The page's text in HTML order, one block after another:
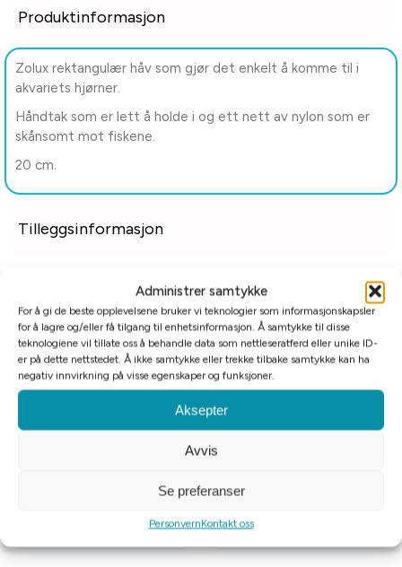
Administrer samtykke
For å gi de beste opplevelsene bruker vi teknologier som informasjonskapsler
for å lagre og/eller få tilgang til enhetsinformasjon. Å samtykke til disse
teknologiene vil tillate oss å behandle data som nettleseratferd eller unike ID-
er på dette nettstedet. Å ikke samtykke eller trekke tilbake samtykke kan ha
negativ innvirkning på visse egenskaper og funksjoner.
Aksepter
Avvis
Se preferanser
PersonvernKontakt oss
Produktinformasjon
Zolux rektangulær håv som gjør det enkelt å komme til i
akvariets hjørner.
Håndtak som er lett å holde i og ett nett av nylon som er
skånsomt mot fiskene.
20 cm.
Tilleggsinformasjon
Relaterte produkter